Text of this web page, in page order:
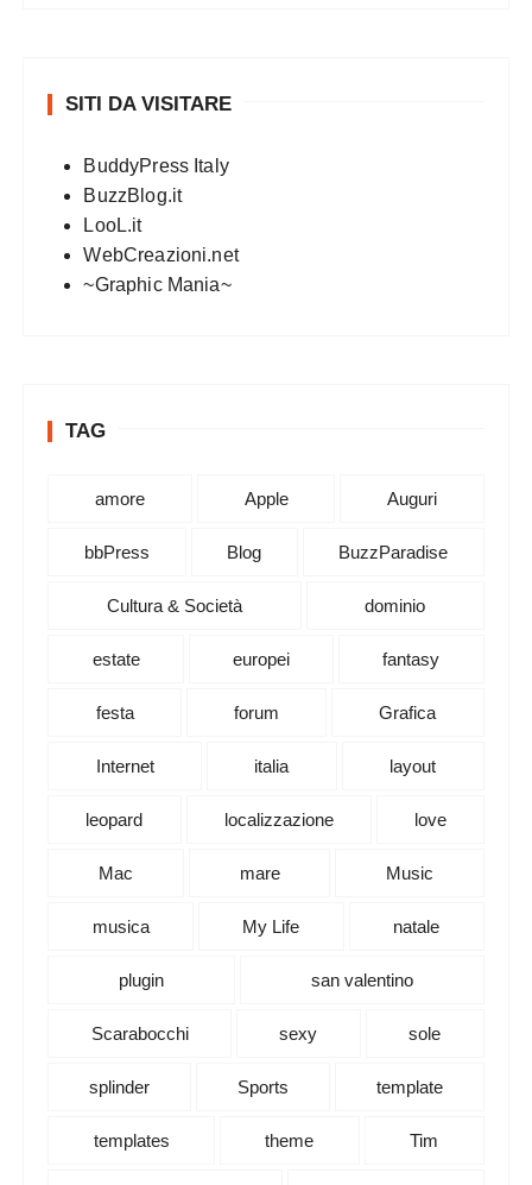
SITI DA VISITARE
BuddyPress Italy
BuzzBlog.it
LooL.it
WebCreazioni.net
~Graphic Mania~
TAG
amore Apple Auguri
bbPress Blog BuzzParadise
Cultura & Società dominio
estate europei fantasy
festa forum Grafica
Internet italia layout
leopard localizzazione love
Mac mare Music
musica My Life natale
plugin san valentino
Scarabocchi sexy sole
splinder Sports template
templates theme Tim